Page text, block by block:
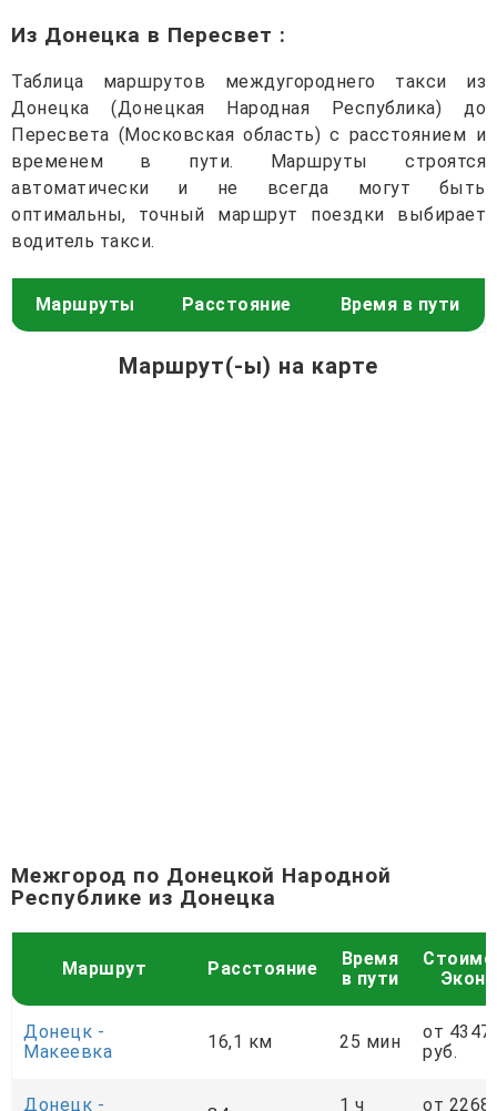
Из Донецка в Пересвет :
Таблица маршрутов междугороднего такси из
Донецка (Донецкая Народная Республика) до
Пересвета (Московская область) с расстоянием и
временем в пути. Маршруты строятся
автоматически и не всегда могут быть
оптимальны, точный маршрут поездки выбирает
водитель такси.
Маршруты Расстояние Время в пути
Маршрут(-ы) на карте
Межгород по Донецкой Народной
Республике из Донецка
Маршрут Расстояние
Время
в пути
Донецк -
Макеевка
16,1 км 25 мин
от 4347
руб.
Донецк - 1 ч от 2268